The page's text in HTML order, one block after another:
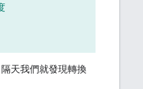
天我們就發現轉換